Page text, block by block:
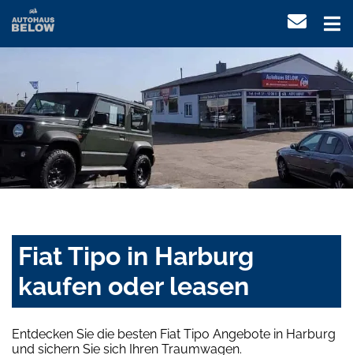
Fiat Tipo in Harburg
kaufen oder leasen
Entdecken Sie die besten Fiat Tipo Angebote in Harburg
und sichern Sie sich Ihren Traumwagen.